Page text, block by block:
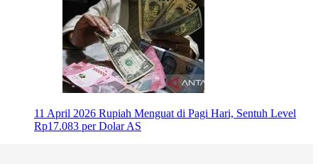
11 April 2026 Rupiah Menguat di Pagi Hari, Sentuh Level
Rp17.083 per Dolar AS